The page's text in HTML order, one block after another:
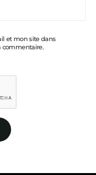
et mon site dans
commentaire.